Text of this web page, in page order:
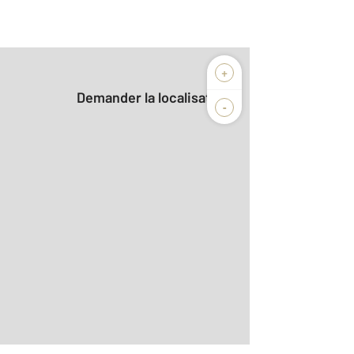
+
-
Demander la localisation